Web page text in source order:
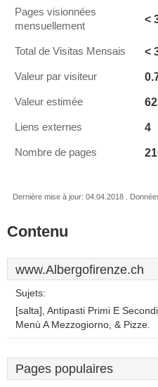
Pages visionnées
mensuellement
<
Total de Visitas Mensais <
Valeur par visiteur
Valeur estimée
Liens externes 4
Nombre de pages
Dernière mise à jour: 04.04.2018 .
Contenu
www.Albergofirenze.ch
Sujets:
[salta], Antipasti Primi E
Menù A Mezzogiorno, & Pizze.
Pages populaires